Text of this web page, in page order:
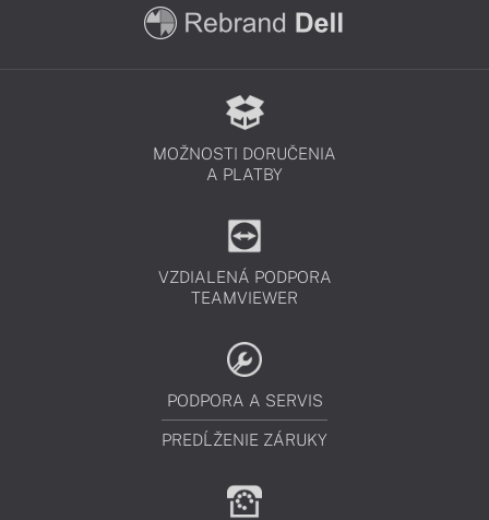
MOŽNOSTI DORUČENIA
A PLATBY
VZDIALENÁ PODPORA
TEAMVIEWER
PODPORA A SERVIS
PREDĹŽENIE ZÁRUKY